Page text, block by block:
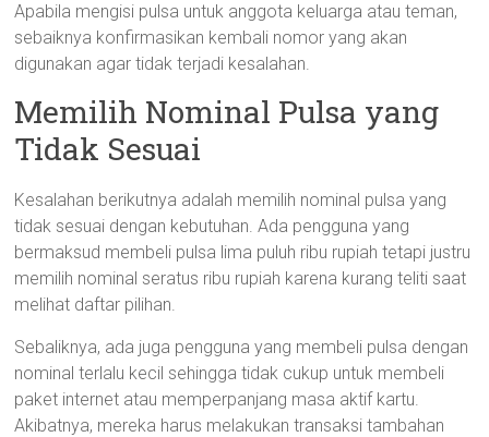
Apabila mengisi pulsa untuk anggota keluarga atau teman,
sebaiknya konfirmasikan kembali nomor yang akan
digunakan agar tidak terjadi kesalahan.
Memilih Nominal Pulsa yang
Tidak Sesuai
Kesalahan berikutnya adalah memilih nominal pulsa yang
tidak sesuai dengan kebutuhan. Ada pengguna yang
bermaksud membeli pulsa lima puluh ribu rupiah tetapi justru
memilih nominal seratus ribu rupiah karena kurang teliti saat
melihat daftar pilihan.
Sebaliknya, ada juga pengguna yang membeli pulsa dengan
nominal terlalu kecil sehingga tidak cukup untuk membeli
paket internet atau memperpanjang masa aktif kartu.
Akibatnya, mereka harus melakukan transaksi tambahan